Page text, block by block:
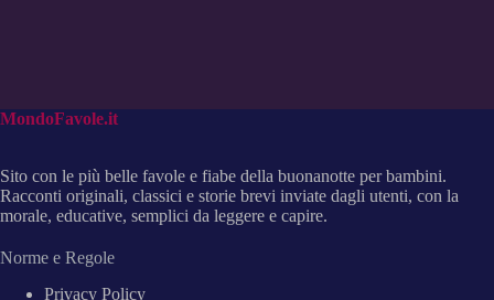
MondoFavole.it
Sito con le più belle favole e fiabe della buonanotte per bambini.
Racconti originali, classici e storie brevi inviate dagli utenti, con la
morale, educative, semplici da leggere e capire.
Norme e Regole
Privacy Policy